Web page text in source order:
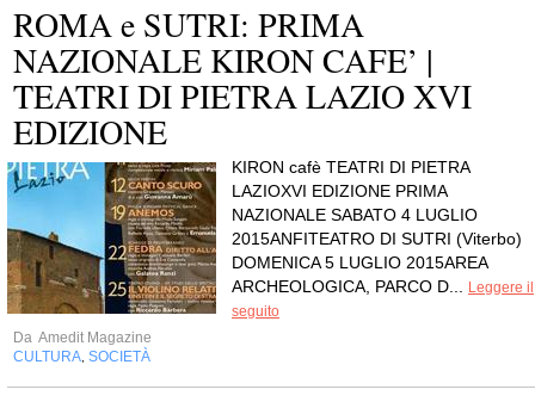
ROMA e SUTRI: PRIMA
NAZIONALE KIRON CAFE’ |
TEATRI DI PIETRA LAZIO XVI
EDIZIONE
KIRON cafè TEATRI DI PIETRA
LAZIOXVI EDIZIONE PRIMA
NAZIONALE SABATO 4 LUGLIO
2015ANFITEATRO DI SUTRI (Viterbo)
DOMENICA 5 LUGLIO 2015AREA
ARCHEOLOGICA, PARCO D...
Leggere il
seguito
Da Amedit Magazine
CULTURA SOCIETÀ